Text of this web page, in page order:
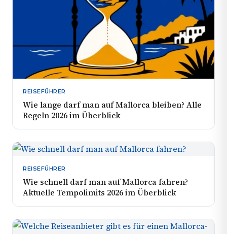
REISEFÜHRER
Wie lange darf man auf Mallorca bleiben? Alle
Regeln 2026 im Überblick
REISEFÜHRER
Wie schnell darf man auf Mallorca fahren?
Aktuelle Tempolimits 2026 im Überblick